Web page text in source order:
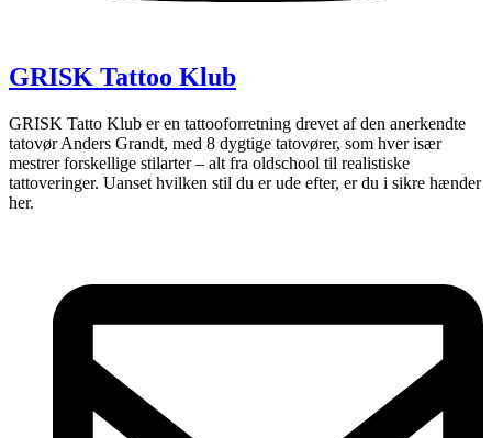
GRISK Tattoo Klub
GRISK Tatto Klub er en tattooforretning drevet af den anerkendte
tatovør Anders Grandt, med 8 dygtige tatovører, som hver især
mestrer forskellige stilarter – alt fra oldschool til realistiske
tattoveringer. Uanset hvilken stil du er ude efter, er du i sikre hænder
her.